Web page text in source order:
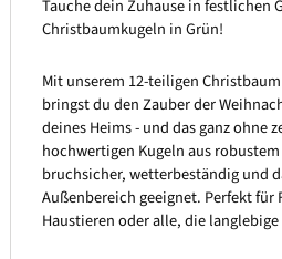
Tauche dein Zuhause in festlichen
Christbaumkugeln in Grün!
Mit unserem 12-teiligen
bringst du den Zauber der
deines Heims - und das ganz ohne
hochwertigen Kugeln aus
bruchsicher, wetterbeständig und
Außenbereich geeignet. Perfekt
Haustieren oder alle, die